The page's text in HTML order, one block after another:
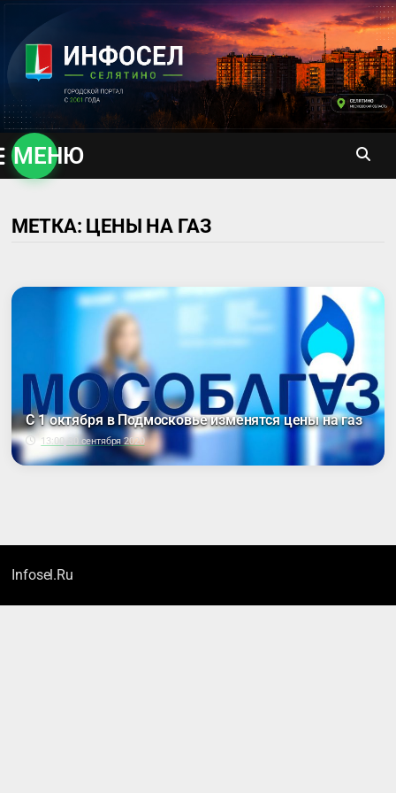
содержимому
МЕНЮ
МЕТКА: ЦЕНЫ НА ГАЗ
С 1 октября в Подмосковье изменятся цены на газ
13:00, 30 сентября 2020
Infosel.Ru